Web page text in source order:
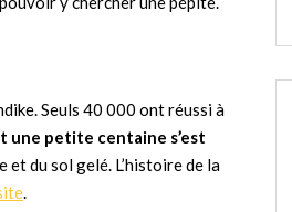
Seuls 40 000 ont réussi à
une petite centaine s’est
du sol gelé. L’histoire de la
.